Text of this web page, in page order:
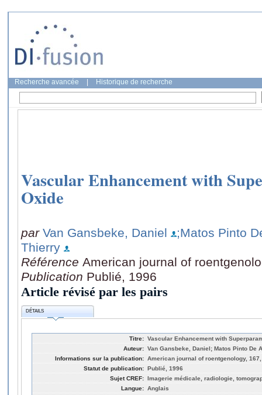
Recherche avancée Historique de recherche
Vascular Enhancement with
Oxide
par Van Gansbeke, Daniel
;Matos Pinto
Thierry
Référence American journal of
Publication Publié, 1996
Article révisé par les pairs
DÉTAILS
Titre: Vascular Enhancement with
Auteur: Van Gansbeke, Daniel; Matos Pinto De
Informations sur la publication: American journal of roentgenology, 167,
Statut de publication: Publié, 1996
Sujet CREF: Imagerie médicale, radiologie,
Langue: Anglais